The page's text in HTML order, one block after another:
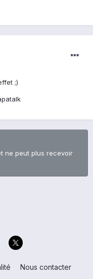
;)
ne peut plus recevoir
Nous contacter